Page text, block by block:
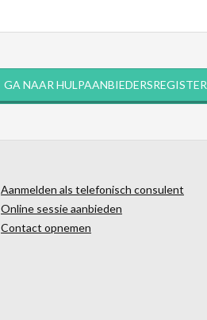
GA NAAR HULPAANBIEDERSREGISTER
Aanmelden als telefonisch consulent
Online sessie aanbieden
Contact opnemen